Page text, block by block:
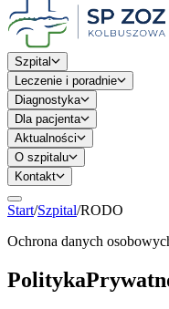
Szpital
Leczenie i poradnie
Diagnostyka
Dla pacjenta
Aktualności
O szpitalu
Kontakt
Start/Szpital/RODO
Ochrona danych
Polityka